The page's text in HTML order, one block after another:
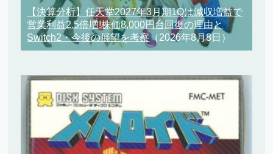
【決算分析】任天堂2027年3月期1Qは減収増益で
営業利益2.5倍増!株価8,000円台回復の理由と
Switch2・今後の展望を考察（2026年8月8日）